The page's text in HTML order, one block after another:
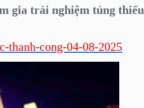
gia trải nghiệm túng thiếu
thanh-cong-04-08-2025